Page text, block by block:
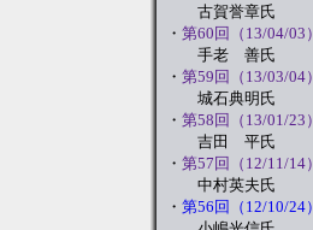
古賀誉章氏
・ 第60回（13/04/03）
手老 善氏
・ 第59回（13/03/04）
城石典明氏
・ 第58回（13/01/23）
吉田 平氏
・ 第57回（12/11/14）
中村英夫氏
・ 第56回（12/10/24）